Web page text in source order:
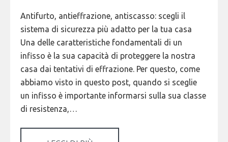
Antifurto, antieffrazione, antiscasso: scegli il
sistema di sicurezza più adatto per la tua casa
Una delle caratteristiche fondamentali di un
infisso è la sua capacità di proteggere la nostra
casa dai tentativi di effrazione. Per questo, come
abbiamo visto in questo post, quando si sceglie
un infisso è importante informarsi sulla sua classe
di resistenza,…